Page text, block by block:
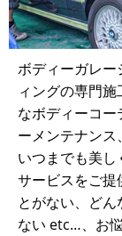
ボディーガレー
ィングの専門
なボディーコ
ーメンテナン
いつまでも美
サービスをご提
とがない、ど
ない etc…、お